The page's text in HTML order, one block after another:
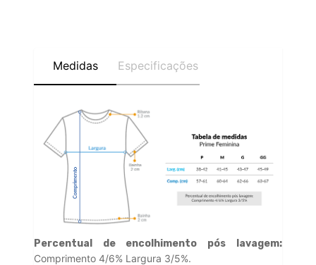
Medidas Especificações
Percentual de encolhimento pós lavagem:
Comprimento 4/6% Largura 3/5%.